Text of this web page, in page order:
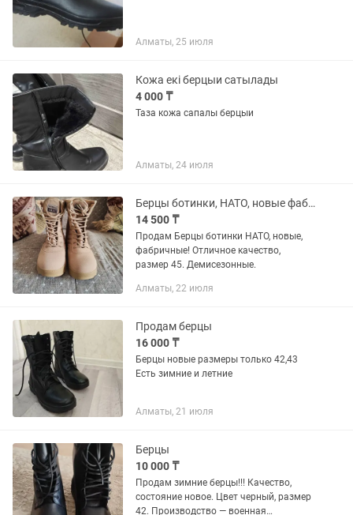
Алматы, 25 июля
Кожа екі берцыи сатылады
4 000 ₸
Таза кожа сапалы берцыи
Алматы, 24 июля
Берцы ботинки, НАТО, новые фабричные
14 500 ₸
Продам Берцы ботинки НАТО, новые,
фабричные! Отличное качество,
размер 45. Демисезонные.
Алматы, 22 июля
Продам берцы
16 000 ₸
Берцы новые размеры только 42,43
Есть зимние и летние
Алматы, 21 июля
Берцы
10 000 ₸
Продам зимние берцы!!! Качество,
состояние новое. Цвет черный, размер
42. Производство — военная